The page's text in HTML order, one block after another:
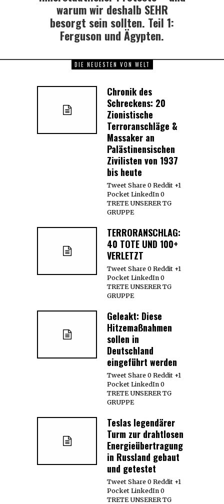
warum wir deshalb SEHR
besorgt sein sollten. Teil 1:
Ferguson und Ägypten.
DIE NEUESTEN VON WELT
Chronik des
Schreckens: 20
Zionistische
Terroranschläge &
Massaker an
Palästinensischen
Zivilisten von 1937
bis heute
Tweet Share 0 Reddit +1
Pocket LinkedIn 0
TRETE UNSERER TG
GRUPPE
TERRORANSCHLAG:
40 TOTE UND 100+
VERLETZT
Tweet Share 0 Reddit +1
Pocket LinkedIn 0
TRETE UNSERER TG
GRUPPE
Geleakt: Diese
Hitzemaßnahmen
sollen in
Deutschland
eingeführt werden
Tweet Share 0 Reddit +1
Pocket LinkedIn 0
TRETE UNSERER TG
GRUPPE
Teslas legendärer
Turm zur drahtlosen
Energieübertragung
in Russland gebaut
und getestet
Tweet Share 0 Reddit +1
Pocket LinkedIn 0
TRETE UNSERER TG